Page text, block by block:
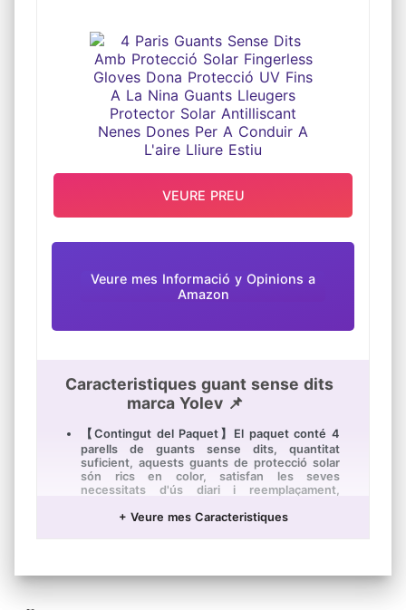
A LA NINA GUANTS LLEUGERS
PROTECTOR SOLAR ANTILLISCANT
NENES DONES PER A CONDUIR A
L'AIRE LLIURE ESTIU
Veure mes Informació y Opinions a
Amazon
Caracteristiques guant sense dits
marca Yolev 📌
【Contingut del Paquet】El paquet conté 4
parells de guants sense dits, quantitat
suficient, aquests guants de protecció solar
són rics en color, satisfan les seves
necessitats d'ús diari i reemplaçament,
【Material d'Alta Qualitat】 Els nostres
lleuger, còmode i suau, la qual cosa li permet
VEURE PREU
+ Veure mes Caracteristiques